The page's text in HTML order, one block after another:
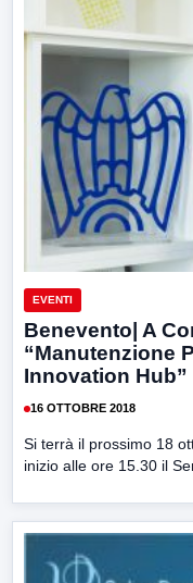
EVENTI
Benevento| A
“Manutenzione
Innovation Hub”
16 OTTOBRE 2018
Si terrà il prossimo 18
inizio alle ore 15.30 il